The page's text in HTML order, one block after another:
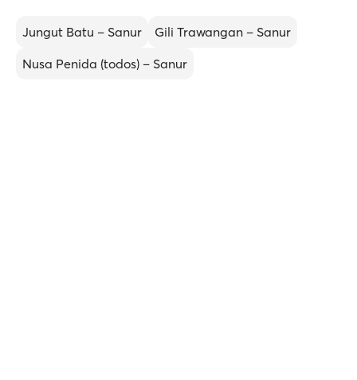
Jungut Batu – Sanur
Gili Trawangan – Sanur
Nusa Penida (todos) – Sanur